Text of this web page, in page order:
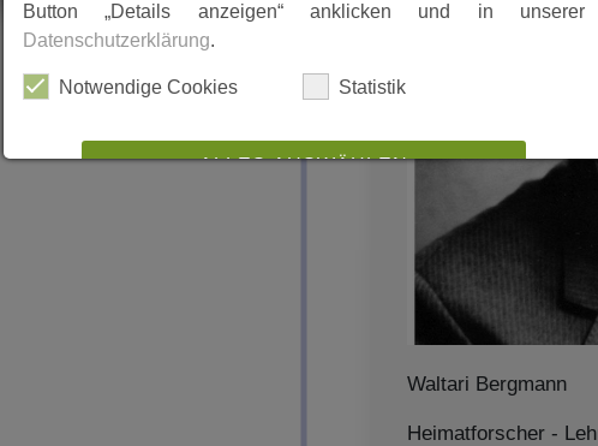
Waltari Bergmann
Heimatforscher -
Button „Details anzeigen“ anklicken und in unserer
Datenschutzerklärung.
Notwendige Cookies Statistik
ALLES AUSWÄHLEN